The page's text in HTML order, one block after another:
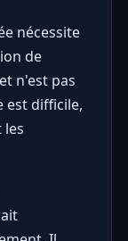
nécessite
de
n'est pas
est difficile,
les